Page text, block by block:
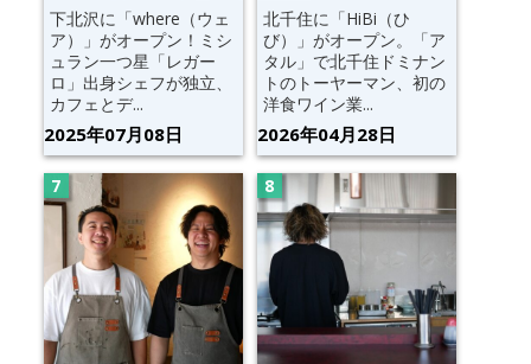
下北沢に「where（ウェ
ア）」がオープン！ミシ
ュラン一つ星「レガー
ロ」出身シェフが独立、
カフェとデ...
2025年07月08日
北千住に「HiBi（ひ
び）」がオープン。「ア
タル」で北千住ドミナン
トのトーヤーマン、初の
洋食ワイン業...
2026年04月28日